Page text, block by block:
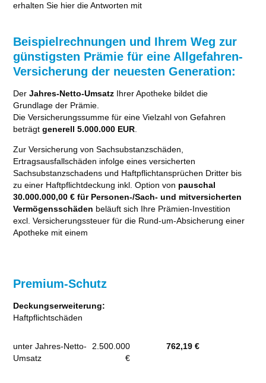
erhalten Sie hier die Antworten mit
Beispielrechnungen und Ihrem Weg zur
günstigsten Prämie für eine Allgefahren-
Versicherung der neuesten Generation:
DerJahres-Netto-Umsatz Ihrer Apotheke bildet die
Grundlage der Prämie.
Die Versicherungssumme für eine Vielzahl von Gefahren
beträgtgenerell 5.000.000 EUR.
Zur Versicherung von Sachsubstanzschäden,
Ertragsausfallschäden infolge eines versicherten
Sachsubstanzschadens und Haftpflichtansprüchen Dritter bis
zu einer Haftpflichtdeckung inkl. Option von pauschal
30.000.000,00 € für Personen-/Sach- und mitversicherten
Vermögensschäden beläuft sich Ihre Prämien-Investition
excl. Versicherungssteuer für die Rund-um-Absicherung einer
Apotheke mit einem
Premium-Schutz
Deckungserweiterung:
Haftpflichtschäden
unter Jahres-Netto-
Umsatz
2.500.000
€
762,19 €